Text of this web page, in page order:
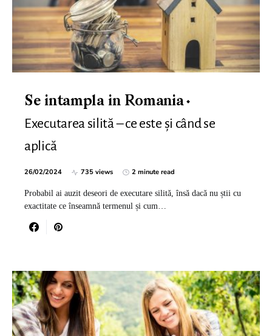
Se intampla in Romania
Executarea silită – ce este și când se
aplică
26/02/2024 735 views 2 minute read
Probabil ai auzit deseori de executare silită, însă dacă nu știi cu
exactitate ce înseamnă termenul și cum…